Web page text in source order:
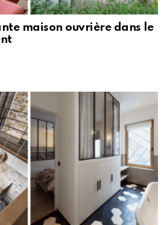
maison ouvrière dans le